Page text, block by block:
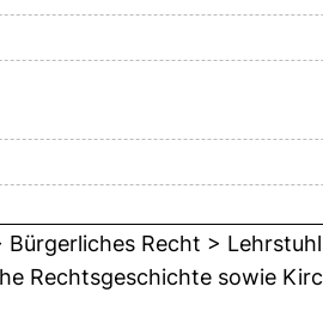
Recht >
Rechtsgeschichte sowie